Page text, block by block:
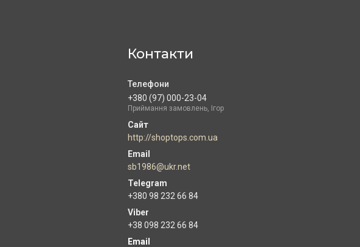
Контакти
+380 (97) 000-23-04
Приймання замовлень, Ігор
http://shoptops.com.ua
sb1986@ukr.net
+380 98 232 66 84
+38 098 232 66 84
Email